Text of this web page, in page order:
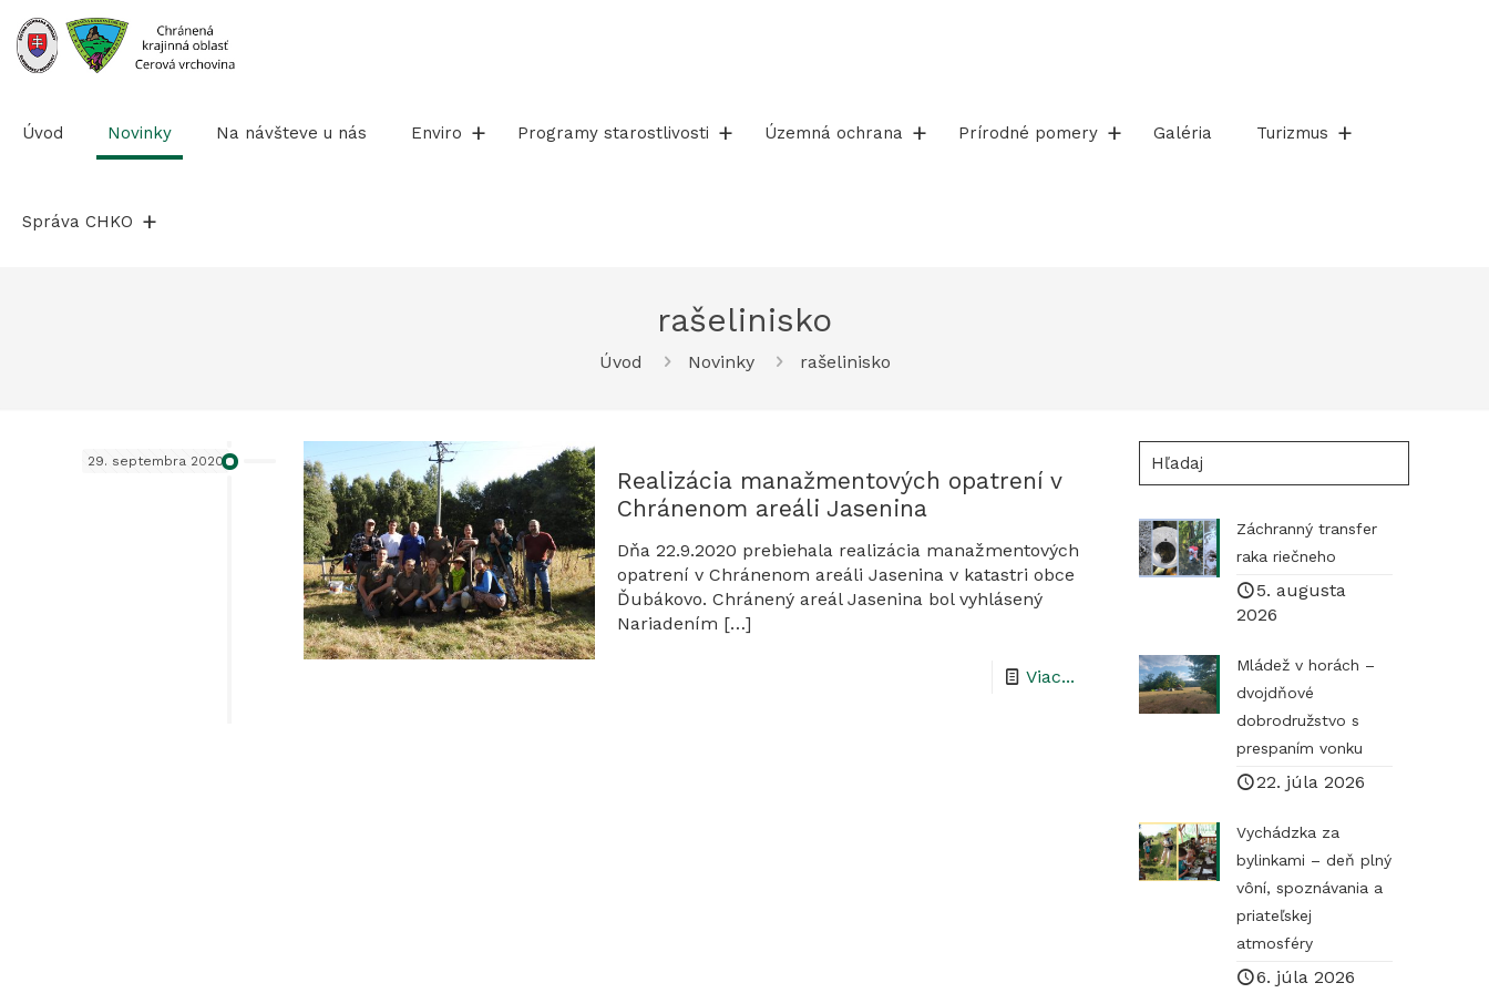
na
obsah
Úvod Novinky Na návšteve u nás Enviro Programy starostlivosti Územná ochrana Prírodné pomery Galéria Turizmus
Správa CHKO
rašelinisko
Úvod Novinky rašelinisko
29. septembra 2020
Realizácia manažmentových opatrení v
Chránenom areáli Jasenina
Dňa 22.9.2020 prebiehala realizácia manažmentových
opatrení v Chránenom areáli Jasenina v katastri obce
Ďubákovo. Chránený areál Jasenina bol vyhlásený
Nariadením […]
Viac...-
Realizácia
Chránenom
Hľadaj
Záchranný transfer
raka riečneho
5. augusta
2026
Mládež v horách –
dvojdňové
dobrodružstvo s
prespaním vonku
22. júla 2026
Vychádzka za
bylinkami – deň plný
vôní, spoznávania a
priateľskej
atmosféry
6. júla 2026